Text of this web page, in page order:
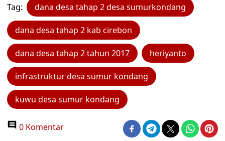
Tag: dana desa tahap 2 desa sumurkondang
dana desa tahap 2 kab cirebon
dana desa tahap 2 tahun 2017 heriyanto
infrastruktur desa sumur kondang
kuwu desa sumur kondang
0 Komentar